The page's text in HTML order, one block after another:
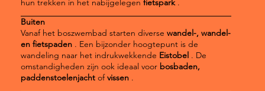
hun trekken in het nabijgelegen fietspark.
Buiten
Vanaf het boszwembad starten diverse wandel-, wandel-
en fietspaden. Een bijzonder hoogtepunt is de
wandeling naar het indrukwekkende Eistobel. De
omstandigheden zijn ook ideaal voor bosbaden,
paddenstoelenjachtofvissen.